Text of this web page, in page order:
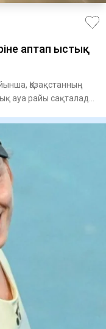
аптап ыстық
Қазақстанның
ауа райы сақталады.